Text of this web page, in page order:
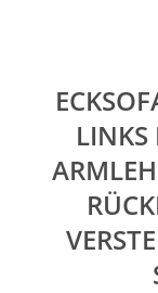
LINKS